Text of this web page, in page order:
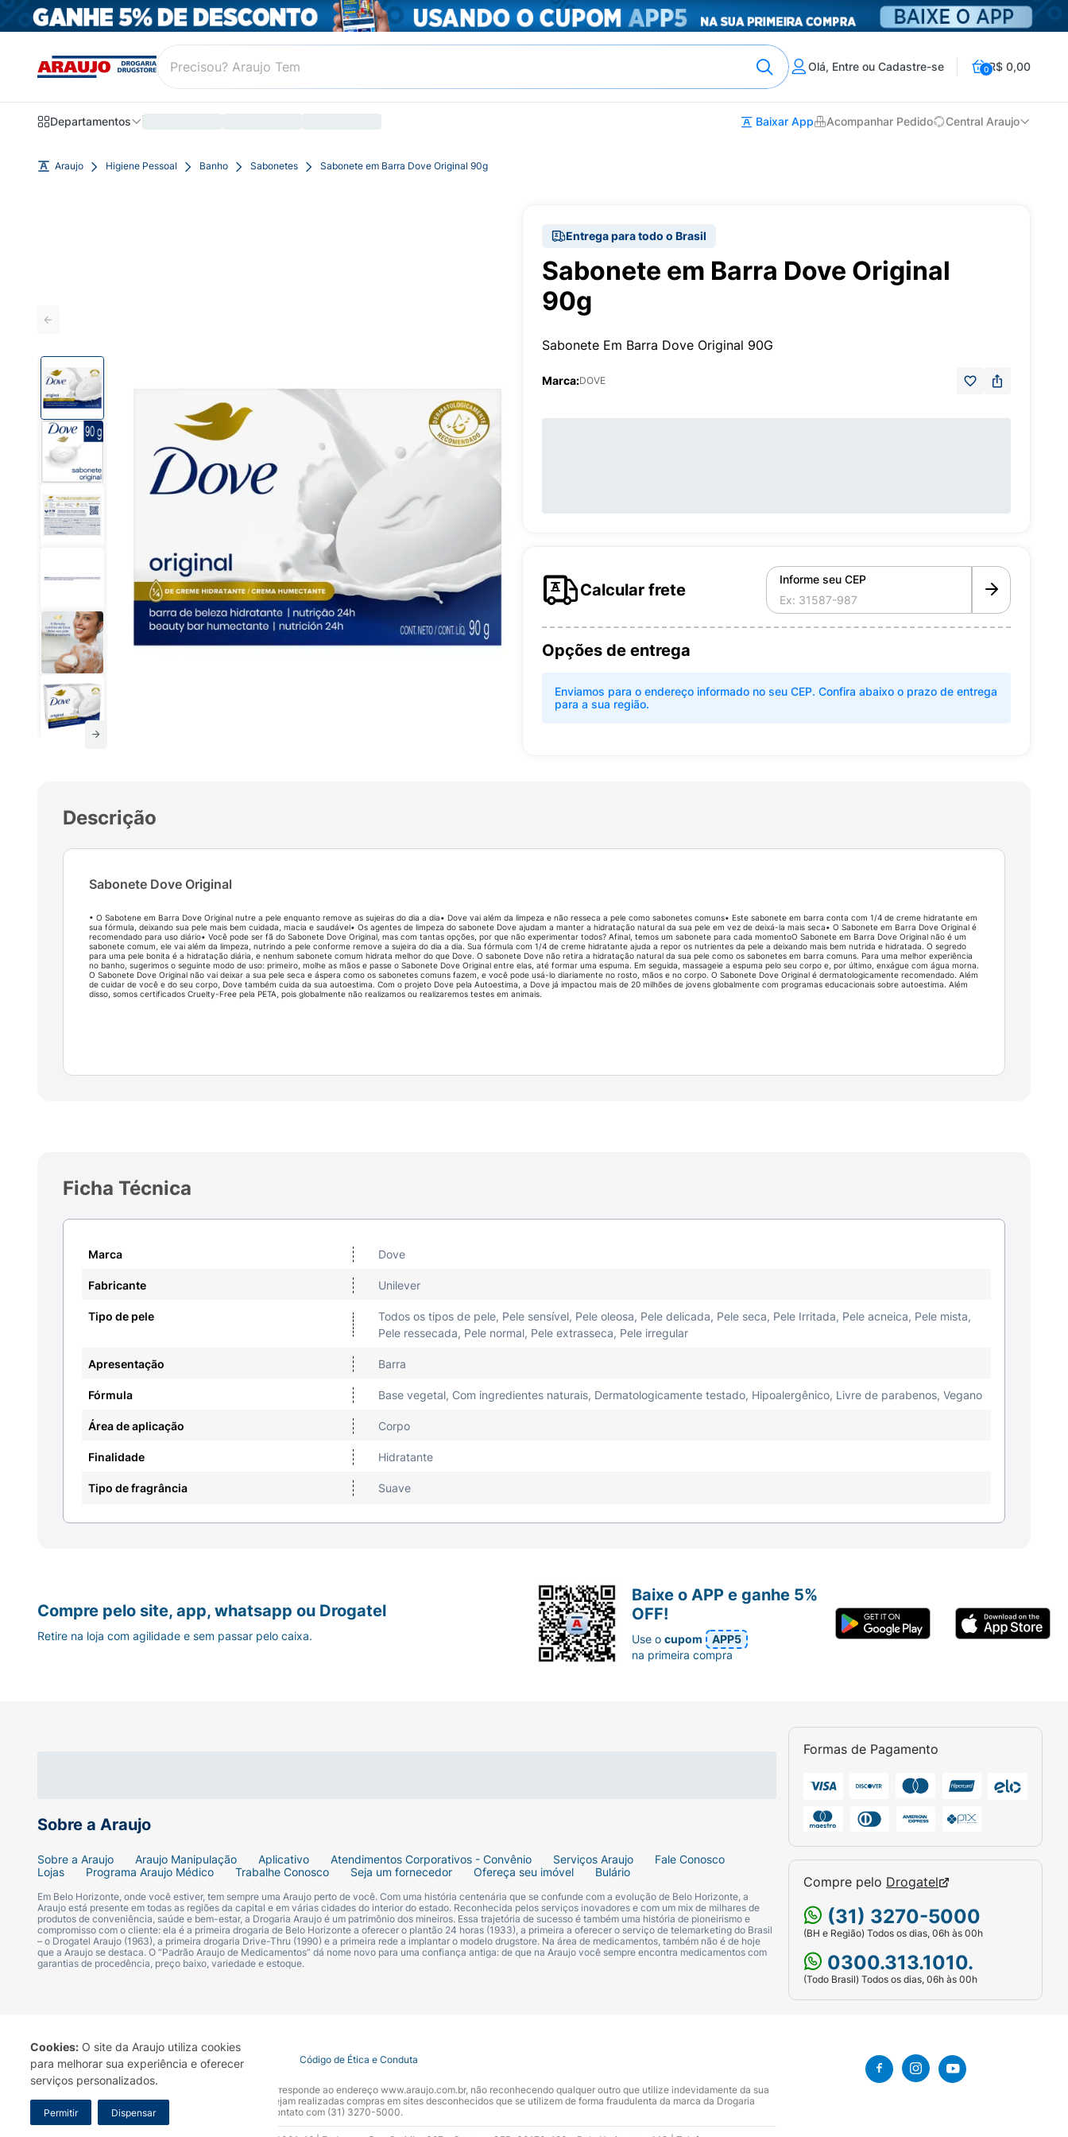
Cookies: O site da Araujo utiliza cookies
para melhorar sua experiência e oferecer
serviços personalizados.
Permitir Dispensar
Olá, Entre ou Cadastre-se 0R$ 0,00
Departamentos Baixar App Acompanhar Pedido Central Araujo
Araujo Higiene Pessoal Banho Sabonetes Sabonete em Barra Dove Original 90g
Entrega para todo o Brasil
Sabonete em Barra Dove Original
90g
Sabonete Em Barra Dove Original 90G
Marca:DOVE
Calcular frete
Informe seu CEP
Opções de entrega
Enviamos para o endereço informado no seu CEP. Confira abaixo o prazo de entrega
para a sua região.
Descrição
Sabonete Dove Original
• O Sabotene em Barra Dove Original nutre a pele enquanto remove as sujeiras do dia a dia• Dove vai além da limpeza e não resseca a pele como sabonetes comuns• Este sabonete em barra conta com 1/4 de creme hidratante em
sua fórmula, deixando sua pele mais bem cuidada, macia e saudável• Os agentes de limpeza do sabonete Dove ajudam a manter a hidratação natural da sua pele em vez de deixá-la mais seca• O Sabonete em Barra Dove Original é
recomendado para uso diário• Você pode ser fã do Sabonete Dove Original, mas com tantas opções, por que não experimentar todos? Afinal, temos um sabonete para cada momentoO Sabonete em Barra Dove Original não é um
sabonete comum, ele vai além da limpeza, nutrindo a pele conforme remove a sujeira do dia a dia. Sua fórmula com 1/4 de creme hidratante ajuda a repor os nutrientes da pele a deixando mais bem nutrida e hidratada. O segredo
para uma pele bonita é a hidratação diária, e nenhum sabonete comum hidrata melhor do que Dove. O sabonete Dove não retira a hidratação natural da sua pele como os sabonetes em barra comuns. Para uma melhor experiência
no banho, sugerimos o seguinte modo de uso: primeiro, molhe as mãos e passe o Sabonete Dove Original entre elas, até formar uma espuma. Em seguida, massageie a espuma pelo seu corpo e, por último, enxágue com água morna.
O Sabonete Dove Original não vai deixar a sua pele seca e áspera como os sabonetes comuns fazem, e você pode usá-lo diariamente no rosto, mãos e no corpo. O Sabonete Dove Original é dermatologicamente recomendado. Além
de cuidar de você e do seu corpo, Dove também cuida da sua autoestima. Com o projeto Dove pela Autoestima, a Dove já impactou mais de 20 milhões de jovens globalmente com programas educacionais sobre autoestima. Além
disso, somos certificados Cruelty-Free pela PETA, pois globalmente não realizamos ou realizaremos testes em animais.
Ficha Técnica
Marca Dove
Fabricante Unilever
Tipo de pele
Todos os tipos de pele, Pele sensível, Pele oleosa, Pele delicada, Pele seca, Pele Irritada, Pele acneica, Pele mista,
Pele ressecada, Pele normal, Pele extrasseca, Pele irregular
Apresentação Barra
Fórmula Base vegetal, Com ingredientes naturais, Dermatologicamente testado, Hipoalergênico, Livre de parabenos, Vegano
Área de aplicação Corpo
Finalidade Hidratante
Tipo de fragrância Suave
Sobre a Araujo
Sobre a Araujo Araujo Manipulação Aplicativo Atendimentos Corporativos - Convênio Serviços Araujo
Fale Conosco
Lojas
Programa Araujo Médico Trabalhe Conosco Seja um fornecedor Ofereça seu imóvel Bulário
Em Belo Horizonte, onde você estiver, tem sempre uma Araujo perto de você. Com uma história centenária que se confunde com a evolução de Belo Horizonte, a
Araujo está presente em todas as regiões da capital e em várias cidades do interior do estado. Reconhecida pelos serviços inovadores e com um mix de milhares de
produtos de conveniência, saúde e bem-estar, a Drogaria Araujo é um patrimônio dos mineiros. Essa trajetória de sucesso é também uma história de pioneirismo e
compromisso com o cliente: ela é a primeira drogaria de Belo Horizonte a oferecer o plantão 24 horas (1933), a primeira a oferecer o serviço de telemarketing do Brasil
– o Drogatel Araujo (1963), a primeira drogaria Drive-Thru (1990) e a primeira rede a implantar o modelo drugstore. Na área de medicamentos, também não é de hoje
que a Araujo se destaca. O “Padrão Araujo de Medicamentos” dá nome novo para uma confiança antiga: de que na Araujo você sempre encontra medicamentos com
garantias de procedência, preço baixo, variedade e estoque.
Formas de Pagamento
Compre pelo Drogatel
(31) 3270-5000
(BH e Região) Todos os dias, 06h às 00h
0300.313.1010.
(Todo Brasil) Todos os dias, 06h às 00h
Compre pelo site, app, whatsapp ou Drogatel
Retire na loja com agilidade e sem passar pelo caixa.
Baixe o APP e ganhe 5%
OFF!
Use ocupom
APP5
na primeira compra
Termo de Uso Portal da Privacidade Covid-19 Código de Ética e Conduta
A Drogaria Araujo S/A informa que o seu site oficial corresponde ao endereço www.araujo.com.br, não reconhecendo qualquer outro que utilize indevidamente da sua
marca. Para sua segurança recomendamos que não sejam realizadas compras em sites desconhecidos que se utilizem de forma fraudulenta da marca da Drogaria
Araujo S.A. Em caso de dúvidas, gentileza entrar em contato com (31) 3270-5000.